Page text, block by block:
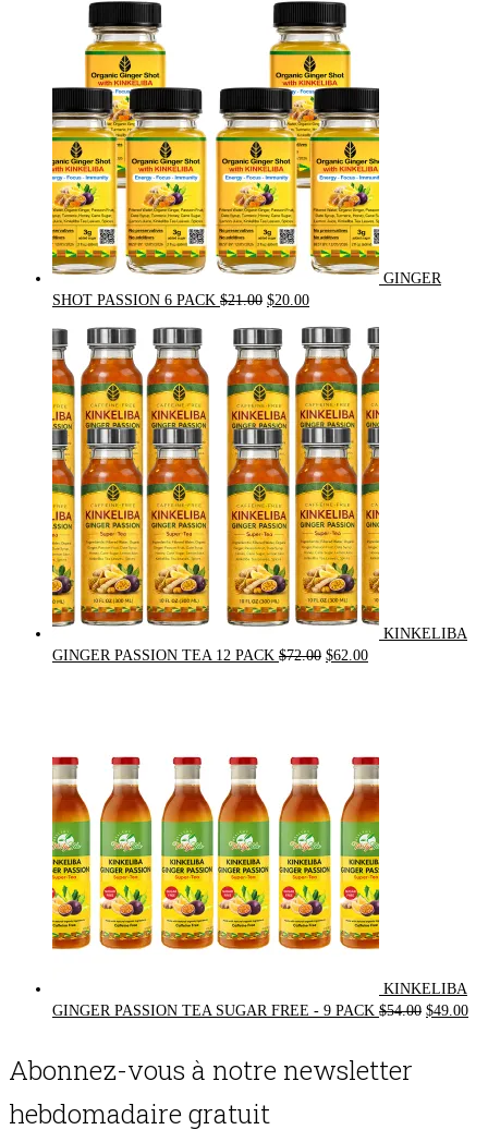
$54.00.
GINGER
SHOT PASSION 6 PACK $21.00 Original
was:
$21.00.
$20.00Current
is:
$20.00.
KINKELIBA
GINGER PASSION TEA 12 PACK $72.00 Original
$62.00Current
KINKELIBA
GINGER PASSION TEA SUGAR FREE - 9 PACK $54.00 Original
$49.00
Abonnez-vous à notre newsletter
hebdomadaire gratuit